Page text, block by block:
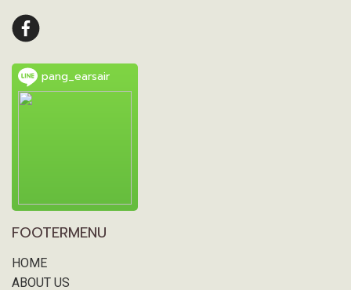
pang_earsair
FOOTERMENU
HOME
ABOUT US